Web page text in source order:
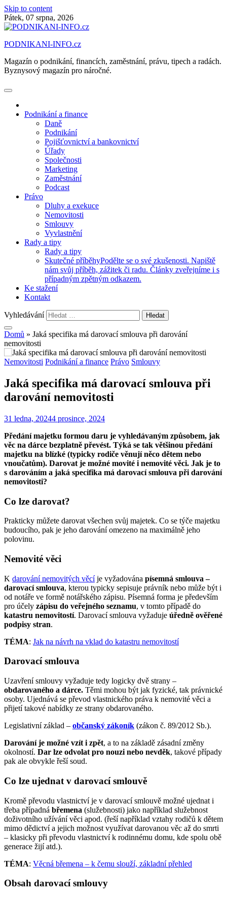
Skip to content
Pátek, 07 srpna, 2026
PODNIKANI-INFO.cz
Magazín o podnikání, financích, zaměstnání, právu, tipech a radách.
Byznysový magazín pro náročné.
Podnikání a finance
Daně
Podnikání
Pojišťovnictví a bankovnictví
Úřady
Společnosti
Marketing
Zaměstnání
Podcast
Právo
Dluhy a exekuce
Nemovitosti
Smlouvy
Vyvlastnění
Rady a tipy
Rady a tipy
Skutečné příběhyPodělte se o své zkušenosti. Napiště
nám svůj příběh, zážitek či radu. Články zveřejníme i s
případným zpětným odkazem.
Ke stažení
Kontakt
Vyhledávání
Domů » Jaká specifika má darovací smlouva při darování
nemovitosti
Nemovitosti Podnikání a finance Právo Smlouvy
Jaká specifika má darovací smlouva při
darování nemovitosti
31 ledna, 20244 prosince, 2024
Předání majetku formou daru je vyhledávaným způsobem, jak
věc na dárce bezplatně převést. Týká se tak většinou předání
majetku na blízké (typicky rodiče věnují něco dětem nebo
vnoučatům). Darovat je možné movité i nemovité věci. Jak je to
s darováním a jaká specifika má darovací smlouva při darování
nemovitosti?
Co lze darovat?
Prakticky můžete darovat všechen svůj majetek. Co se týče majetku
budoucího, pak je jeho darování omezeno na maximálně jeho
polovinu.
Nemovité věci
K darování nemovitých věcíje vyžadována písemná smlouva –
darovací smlouva, kterou typicky sepisuje právník nebo může být i
od notáře ve formě notářského zápisu. Písemná forma je především
pro účely zápisu do veřejného seznamu, v tomto případě do
katastru nemovitostí. Darovací smlouva vyžaduje úředně ověřené
podpisy stran.
TÉMA: Jak na návrh na vklad do katastru nemovitostí
Darovací smlouva
Uzavření smlouvy vyžaduje tedy logicky dvě strany –
obdarovaného a dárce. Těmi mohou být jak fyzické, tak právnické
osoby. Ujednává se převod vlastnického práva k nemovité věci a
přijetí takové nabídky ze strany obdarovaného.
Legislativní základ – občanský zákoník (zákon č. 89/2012 Sb.).
Darování je možné vzít i zpět, a to na základě zásadní změny
okolností. Dar lze odvolat pro nouzi nebo nevděk, takové případy
pak ale obvykle řeší soud.
Co lze ujednat v darovací smlouvě
Kromě převodu vlastnictví je v darovací smlouvě možné ujednat i
třeba případná břemena (služebnosti) jako například služebnost
doživotního užívání věci apod. (řeší například vztahy rodičů k dětem
mimo dědictví a jejich možnost využívat darovanou věc až do smrti
– klasicky při převodu vlastnictví k rodinnému domu, kde spolu obě
generace žijí atd.).
TÉMA: Věcná břemena – k čemu slouží, základní přehled
Obsah darovací smlouvy